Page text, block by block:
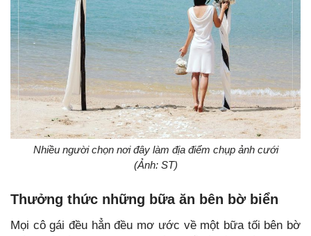
Nhiều người chọn nơi đây làm địa điểm chụp ảnh cưới
(Ảnh: ST)
Thưởng thức những bữa ăn bên bờ biển
Mọi cô gái đều hẳn đều mơ ước về một bữa tối bên bờ